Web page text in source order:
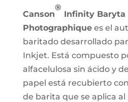
Canson
®
Infinity Baryta
Photographiquees el
baritado desarrollado
Inkjet. Está compuesto
alfacelulosa sin ácido y
papel está recubierto
de barita que se aplica